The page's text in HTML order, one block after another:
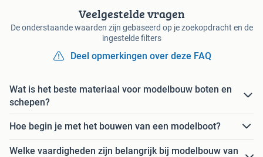
Veelgestelde vragen
De onderstaande waarden zijn gebaseerd op je zoekopdracht en de
ingestelde filters
Deel opmerkingen over deze FAQ
Wat is het beste materiaal voor modelbouw boten en
schepen?
Hoe begin je met het bouwen van een modelboot?
Welke vaardigheden zijn belangrijk bij modelbouw van